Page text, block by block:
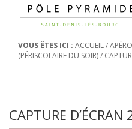
VOUS ÊTES ICI : ACCUEIL/
(PÉRISCOLAIRE DU SOIR)/
CAPTURE